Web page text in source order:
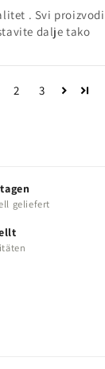
. Svi
dalje tako
2 3
geliefert